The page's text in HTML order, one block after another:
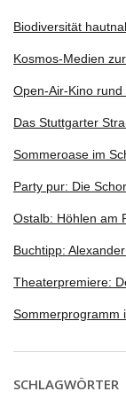
Biodiversität
Kosmos-Medien
Open-Air-Kino
Das Stuttgarter
Sommeroase im
Party pur: Die
Ostalb: Höhlen am
Buchtipp:
Theaterpremiere:
Sommerprogramm
SCHLAGWÖRTER